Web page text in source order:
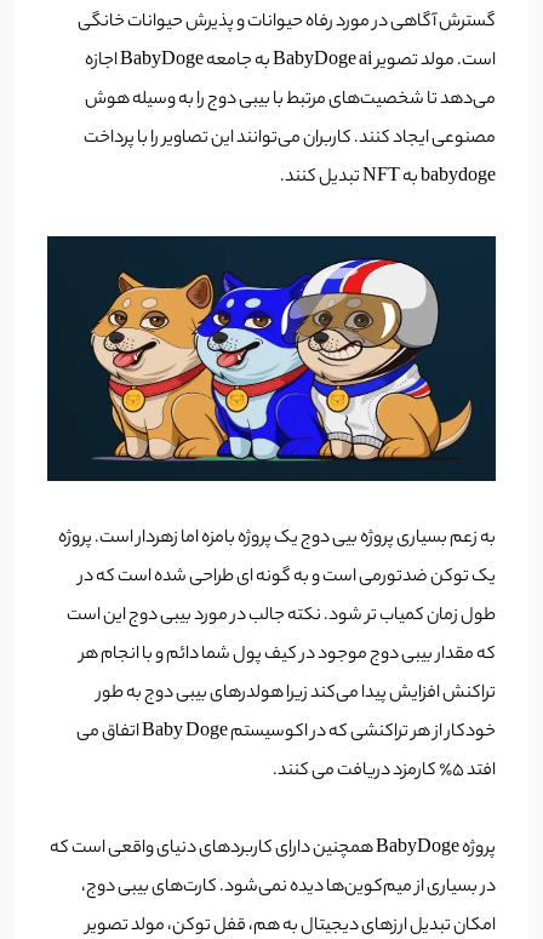
گسترش آگاهی در مورد رفاه حیوانات و پذیرش حیوانات خانگی
است. مولد تصویر BabyDoge ai به جامعه BabyDoge اجازه
می‌دهد تا شخصیت‌های مرتبط با بیبی دوج را به وسیله هوش
مصنوعی ایجاد کنند. کاربران می‌توانند این تصاویر را با پرداخت
babydoge به NFT تبدیل کنند.
به زعم بسیاری پروژه بیی دوج یک پروژه بامزه اما زهردار است. پروژه
یک توکن ضدتورمی است و به گونه ای طراحی شده است که در
طول زمان کمیاب تر شود. نکته جالب در مورد بیبی دوج این است
که مقدار بیبی دوج موجود در کیف پول شما دائم و با انجام هر
تراکنش افزایش پیدا می‌کند زیرا هولدرهای بیبی دوج به طور
خودکار از هر تراکنشی که در اکوسیستم Baby Doge اتفاق می
افتد 5٪ کارمزد دریافت می کنند.
پروژه BabyDoge همچنین دارای کاربردهای دنیای واقعی است که
در بسیاری از میم‌کوین‌ها دیده نمی‌شود. کارت‌های بیبی دوج،
امکان تبدیل ارزهای دیجیتال به هم، قفل توکن، مولد تصویر